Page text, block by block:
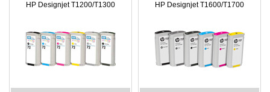
HP Designjet T1200/T1300 HP Designjet T1600/T1700